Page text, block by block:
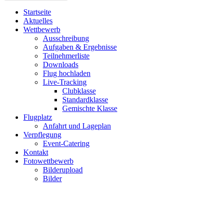
Startseite
Aktuelles
Wettbewerb
Ausschreibung
Aufgaben & Ergebnisse
Teilnehmerliste
Downloads
Flug hochladen
Live-Tracking
Clubklasse
Standardklasse
Gemischte Klasse
Flugplatz
Anfahrt und Lageplan
Verpflegung
Event-Catering
Kontakt
Fotowettbewerb
Bilderupload
Bilder